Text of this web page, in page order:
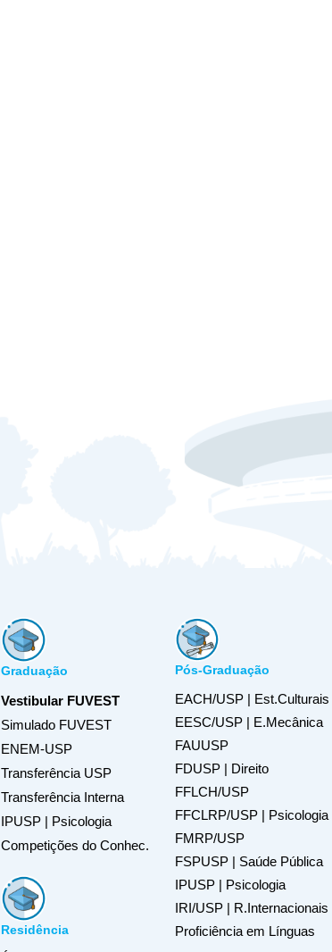
Graduação
Vestibular FUVEST
Simulado FUVEST
ENEM-USP
Transferência USP
Transferência Interna
IPUSP | Psicologia
Competições do Conhec.
Residência
Pós-Graduação
EACH/USP | Est.Culturais
EESC/USP | E.Mecânica
FAUUSP
FDUSP | Direito
FFLCH/USP
FFCLRP/USP | Psicologia
FMRP/USP
FSPUSP | Saúde Pública
IPUSP | Psicologia
IRI/USP | R.Internacionais
Proficiência em Línguas